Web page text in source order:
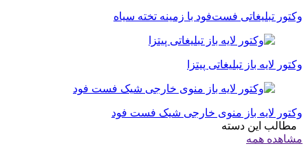
وکتور تبلیغاتی فست‌فود با زمینه تخته سیاه
وکتور لایه باز تبلیغاتی پیتزا
وکتور لایه باز منوی خارجی شیک فست فود
مطالب این دسته
مشاهده همه